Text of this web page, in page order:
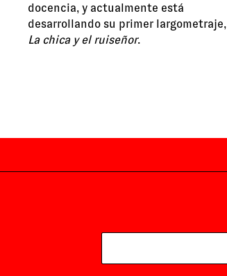
docencia, y actualmente está
desarrollando su primer largometraje,
La chica y el ruiseñor.